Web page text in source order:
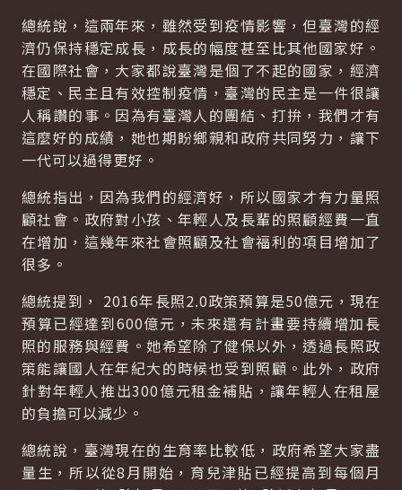
總統說，這兩年來，雖然受到疫情影響，但臺灣的經
濟仍保持穩定成長，成長的幅度甚至比其他國家好。
在國際社會，大家都說臺灣是個了不起的國家，經濟
穩定、民主且有效控制疫情，臺灣的民主是一件很讓
人稱讚的事。因為有臺灣人的團結、打拚，我們才有
這麼好的成績，她也期盼鄉親和政府共同努力，讓下
一代可以過得更好。
總統指出，因為我們的經濟好，所以國家才有力量照
顧社會。政府對小孩、年輕人及長輩的照顧經費一直
在增加，這幾年來社會照顧及社會福利的項目增加了
很多。
總統提到， 2016年長照2.0政策預算是50億元，現在
預算已經達到600億元，未來還有計畫要持續增加長
照的服務與經費。她希望除了健保以外，透過長照政
策能讓國人在年紀大的時候也受到照顧。此外，政府
針對年輕人推出300億元租金補貼，讓年輕人在租屋
的負擔可以減少。
總統說，臺灣現在的生育率比較低，政府希望大家盡
量生，所以從8月開始，育兒津貼已經提高到每個月